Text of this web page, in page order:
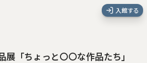
入館する
展「ちょっと〇〇な作品たち」